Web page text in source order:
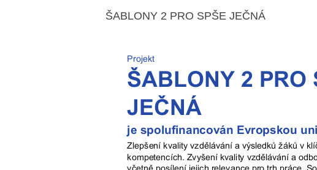
ŠABLONY 2 PRO SPŠE JEČNÁ